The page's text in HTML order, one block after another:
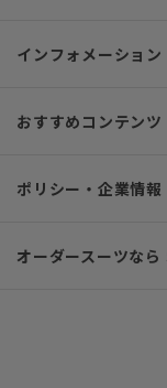
インフォメーション
おすすめコンテンツ
ポリシー・企業情報
オーダースーツなら